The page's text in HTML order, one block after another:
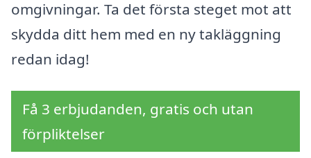
omgivningar. Ta det första steget mot att
skydda ditt hem med en ny takläggning
redan idag!
Få 3 erbjudanden, gratis och utan
förpliktelser